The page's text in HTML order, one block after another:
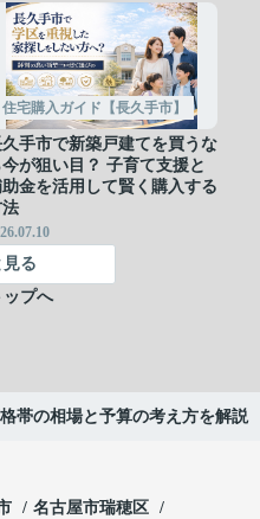
住宅購入ガイド【長久手市】
手市で新築戸建てを買うな
今が狙い目？ 子育て支援と
金を活用して賢く購入する
見る
ップへ
帯の相場と予算の考え方を解説
名古屋市瑞穂区